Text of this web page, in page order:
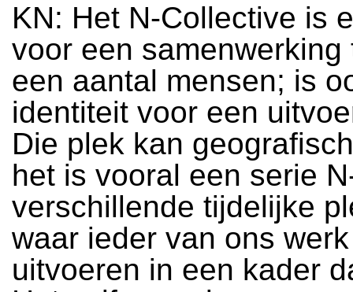
KN: Het N-Collective is
voor een samenwerking
een aantal mensen; is
identiteit voor een
Die plek kan
het is vooral een serie
verschillende tijdelijke
waar ieder van ons
uitvoeren in een kader